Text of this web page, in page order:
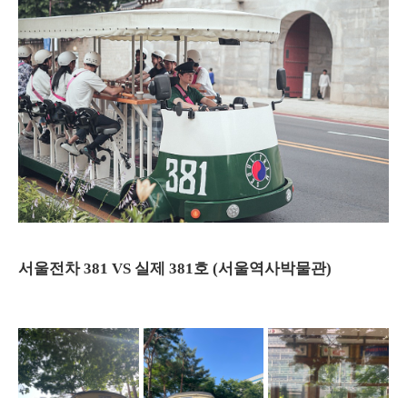
서울전차 381 VS 실제 381호 (서울역사박물관)